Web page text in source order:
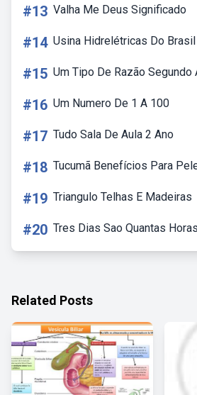
#13 Valha Me Deus Significado
#14 Usina Hidrelétricas Do Brasil
#15 Um Tipo De Razão Segundo
#16 Um Numero De 1 A 100
#17 Tudo Sala De Aula 2 Ano
#18 Tucumã Benefícios Para
#19 Triangulo Telhas E Madeiras
#20 Tres Dias Sao Quantas Horas
Related Posts